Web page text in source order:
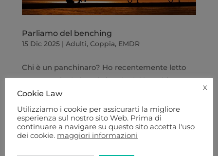
Parliamo del benching
15 Dic 2025| Adulti, Coppia, EMDR
Chi è un panchinaro? Ho recentemente letto
questo articolo in cui si parla del benching. In
italiano bench significa panchina e questo
fenomeno viene tradotto con la parola
“panchinari”. Un panchinaro è “quella persona
con cui in un dato momento non esiste alcun...
Cookie Law
Utilizziamo i cookie per assicurarti la migliore
esperienza sul nostro sito Web. Prima di
continuare a navigare su questo sito accetta l'uso
dei cookie. maggiori informazioni
X